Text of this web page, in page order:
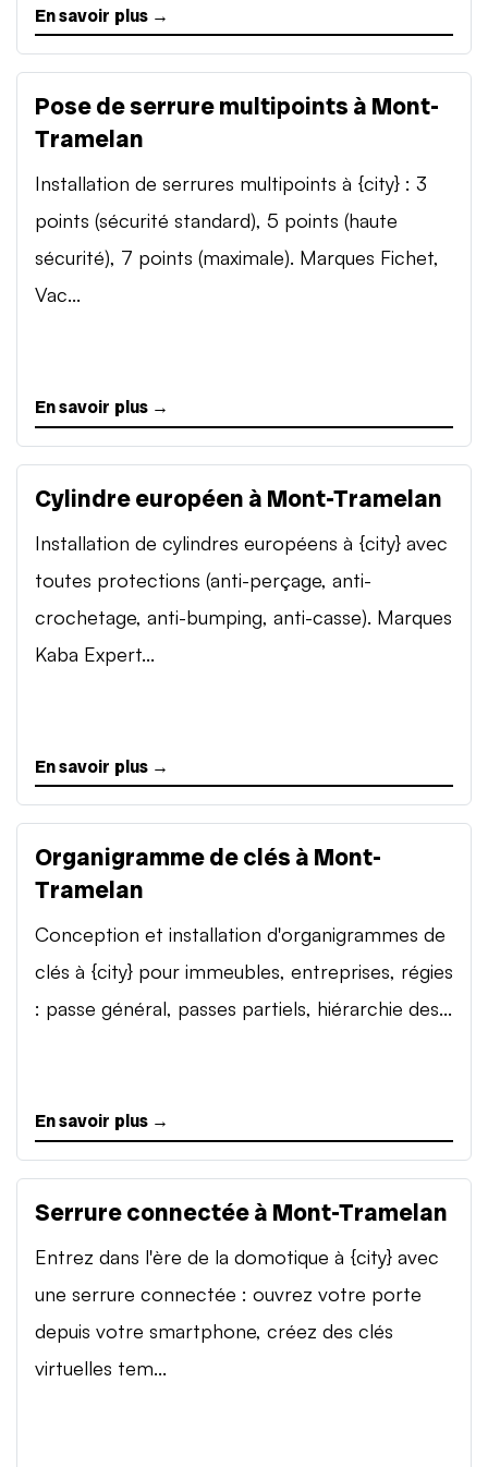
En savoir plus →
Pose de serrure multipoints à Mont-
Tramelan
Installation de serrures multipoints à {city} : 3
points (sécurité standard), 5 points (haute
sécurité), 7 points (maximale). Marques Fichet,
Vac...
En savoir plus →
Cylindre européen à Mont-Tramelan
Installation de cylindres européens à {city} avec
toutes protections (anti-perçage, anti-
crochetage, anti-bumping, anti-casse). Marques
Kaba Expert...
En savoir plus →
Organigramme de clés à Mont-
Tramelan
Conception et installation d'organigrammes de
clés à {city} pour immeubles, entreprises, régies
: passe général, passes partiels, hiérarchie des...
En savoir plus →
Serrure connectée à Mont-Tramelan
Entrez dans l'ère de la domotique à {city} avec
une serrure connectée : ouvrez votre porte
depuis votre smartphone, créez des clés
virtuelles tem...